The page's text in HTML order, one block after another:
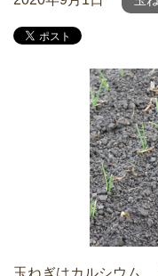
玉ねぎはカルシウム